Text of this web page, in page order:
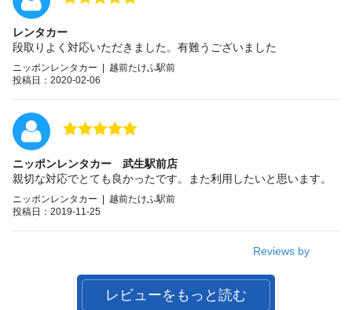
レンタカー
段取りよく対応いただきました。有難うございました
ニッポンレンタカー | 越前たけふ駅前
投稿日：2020-02-06
ニッポンレンタカー 武生駅前店
親切な対応でとても良かったです。また利用したいと思います。
ニッポンレンタカー | 越前たけふ駅前
投稿日：2019-11-25
Reviews by
レビューをもっと読む